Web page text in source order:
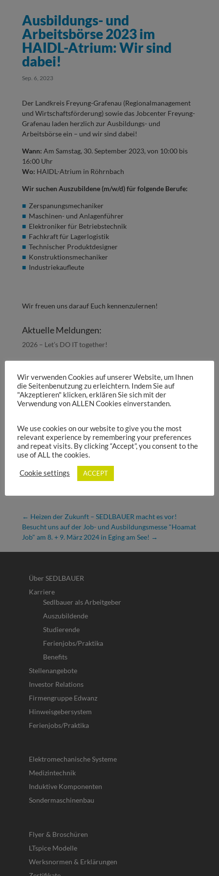
Ausbildungs- und
Arbeitsbörse 2023 im
HAIDL-Atrium: Wir sind
dabei!
Sep. 6, 2023
Der Landkreis Freyung-Grafenau (Regionalmanagement
und Wirtschaftsförderung) sowie das Jobcenter Freyung-
Grafenau laden herzlich zur Ausbildungs- und
Arbeitsbörse ein – und wir sind dabei!
Wann: Am Samstag, 30. September 2023, von 10:00 bis
16:00 Uhr
Wo: HAIDL-Atrium in Röhrnbach
Wir suchen Auszubildene (m/w/d) für folgende Berufe:
Zerspanungsmechaniker
Maschinen- und Anlagenführer
Elektroniker für Betriebstechnik
Fachkraft für Lagerlogistik
Technischer Produktdesigner
Konstruktionsmechaniker
Industriekaufleute
Wir freuen uns darauf Euch kennenzulernen!
Aktuelle Meldungen:
2026 – Let’s DO IT together!
Ausbildungs- & Arbeitsbörse 2025
Starte deine Karriere bei Sedlbauer!
Auf geht’s! Besucht uns auf der Job- und
Ausbildungsmesse „Hoamat Job“ in Eging am See!
Mit voller Energie und neuem Motto in das neue Jahr!
← Heizen der Zukunft – SEDLBAUER macht es vor!
Besucht uns auf der Job- und Ausbildungsmesse "Hoamat
Job" am 8. + 9. März 2024 in Eging am See! →
Über SEDLBAUER
Karriere
Sedlbauer als Arbeitgeber
Auszubildende
Studierende
Ferienjobs/Praktika
Benefits
Stellenangebote
Investor Relations
Firmengruppe Edwanz
Hinweisgebersystem
Ferienjobs/Praktika
Elektromechanische Systeme
Medizintechnik
Induktive Komponenten
Sondermaschinenbau
Flyer & Broschüren
LTspice Modelle
Werksnormen & Erklärungen
Wir verwenden Cookies auf unserer Website, um Ihnen
die Seitenbenutzung zu erleichtern. Indem Sie auf
"Akzeptieren" klicken, erklären Sie sich mit der
Verwendung von ALLEN Cookies einverstanden.
We use cookies on our website to give you the most
relevant experience by remembering your preferences
and repeat visits. By clicking “Accept”, you consent to the
use of ALL the cookies.
Cookie settings ACCEPT